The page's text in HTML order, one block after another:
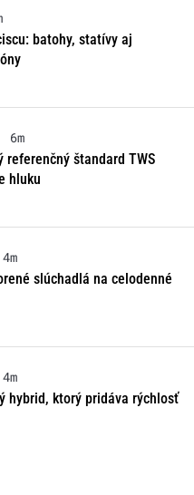
batohy, statívy aj
6m
referenčný štandard TWS
hluku
4m
slúchadlá na celodenné
4m
hybrid, ktorý pridáva rýchlosť